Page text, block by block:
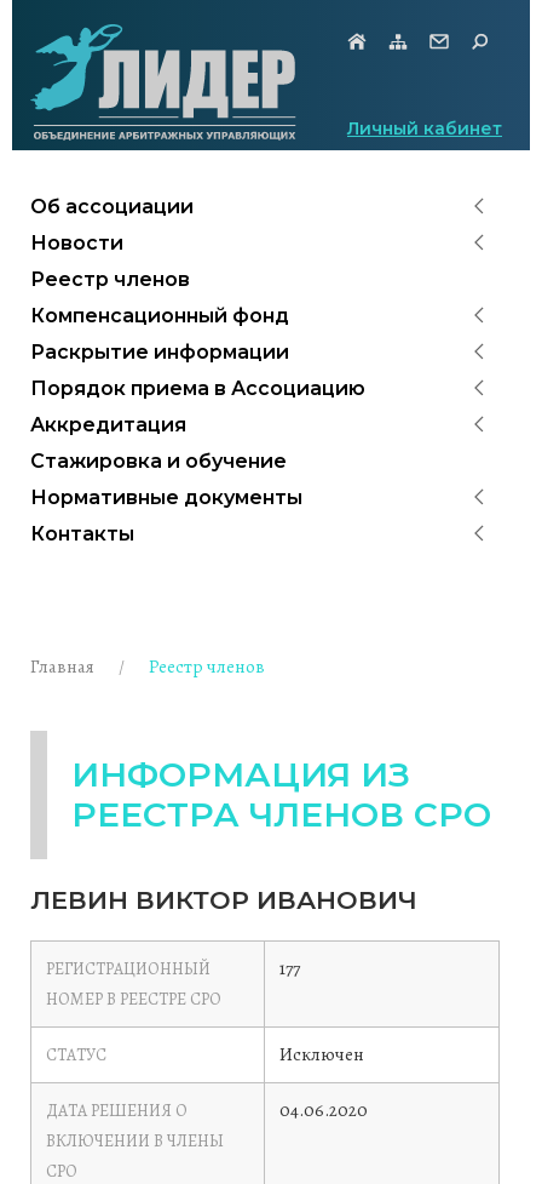
Личный кабинет
Об ассоциации
Новости
Реестр членов
Компенсационный фонд
Раскрытие информации
Порядок приема в Ассоциацию
Аккредитация
Стажировка и обучение
Нормативные документы
Контакты
Главная Реестр членов
ИНФОРМАЦИЯ ИЗ
РЕЕСТРА ЧЛЕНОВ СРО
ЛЕВИН ВИКТОР ИВАНОВИЧ
РЕГИСТРАЦИОННЫЙ
НОМЕР В РЕЕСТРЕ СРО
177
СТАТУС Исключен
ДАТА РЕШЕНИЯ О
ВКЛЮЧЕНИИ В ЧЛЕНЫ
СРО
04.06.2020